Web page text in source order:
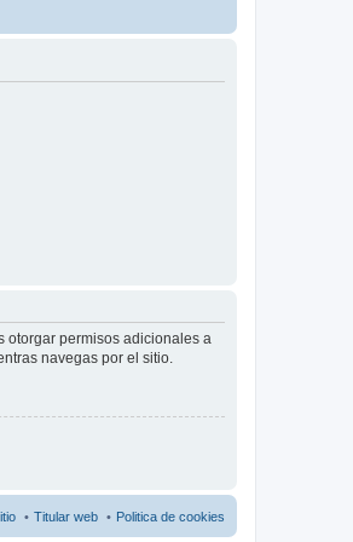
otorgar permisos adicionales a
navegas por el sitio.
Politica de cookies
Titular web